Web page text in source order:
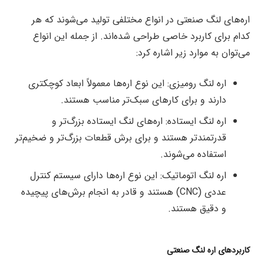
اره‌های لنگ صنعتی در انواع مختلفی تولید می‌شوند که هر
کدام برای کاربرد خاصی طراحی شده‌اند. از جمله این انواع
می‌توان به موارد زیر اشاره کرد:
اره لنگ رومیزی: این نوع اره‌ها معمولاً ابعاد کوچکتری
دارند و برای کارهای سبک‌تر مناسب هستند.
اره لنگ ایستاده: اره‌های لنگ ایستاده بزرگ‌تر و
قدرتمندتر هستند و برای برش قطعات بزرگ‌تر و ضخیم‌تر
استفاده می‌شوند.
اره لنگ اتوماتیک: این نوع اره‌ها دارای سیستم کنترل
عددی (CNC) هستند و قادر به انجام برش‌های پیچیده
و دقیق هستند.
کاربردهای اره لنگ صنعتی